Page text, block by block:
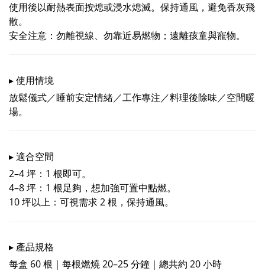
使用後以耐熱表面按熄或浸水熄滅。保持通風，避免香灰飛
散。
安全注意：勿離視線、勿靠近易燃物；遠離孩童與寵物。
▸ 使用情境
放鬆儀式／睡前安定情緒／工作專注／料理後除味／空間暖
場。
▸ 適合空間
2–4 坪：1 根即可。
4–8 坪：1 根足夠，想加強可置中點燃。
10 坪以上：可視需求 2 根，保持通風。
▸ 產品規格
每盒 60 根｜每根燃燒 20–25 分鐘｜總共約 20 小時